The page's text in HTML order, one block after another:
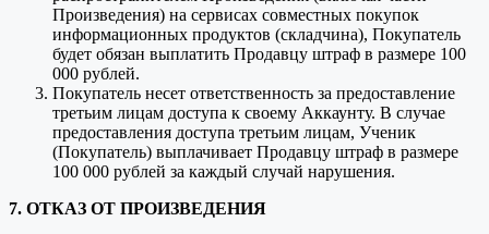
Произведения) на сервисах совместных покупок
информационных продуктов (складчина), Покупатель
будет обязан выплатить Продавцу штраф в размере 100
000 рублей.
Покупатель несет ответственность за предоставление
третьим лицам доступа к своему Аккаунту. В случае
предоставления доступа третьим лицам, Ученик
(Покупатель) выплачивает Продавцу штраф в размере
100 000 рублей за каждый случай нарушения.
7. ОТКАЗ ОТ ПРОИЗВЕДЕНИЯ